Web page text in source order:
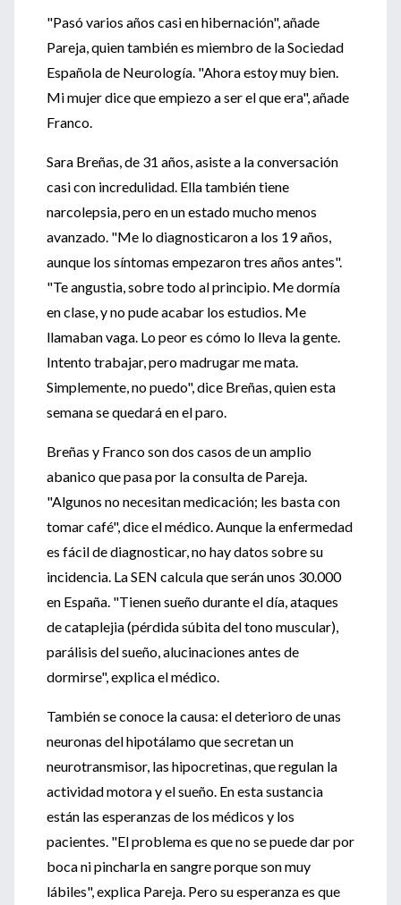
"Pasó varios años casi en hibernación", añade
Pareja, quien también es miembro de la Sociedad
Española de Neurología. "Ahora estoy muy bien.
Mi mujer dice que empiezo a ser el que era", añade
Franco.
Sara Breñas, de 31 años, asiste a la conversación
casi con incredulidad. Ella también tiene
narcolepsia, pero en un estado mucho menos
avanzado. "Me lo diagnosticaron a los 19 años,
aunque los síntomas empezaron tres años antes".
"Te angustia, sobre todo al principio. Me dormía
en clase, y no pude acabar los estudios. Me
llamaban vaga. Lo peor es cómo lo lleva la gente.
Intento trabajar, pero madrugar me mata.
Simplemente, no puedo", dice Breñas, quien esta
semana se quedará en el paro.
Breñas y Franco son dos casos de un amplio
abanico que pasa por la consulta de Pareja.
"Algunos no necesitan medicación; les basta con
tomar café", dice el médico. Aunque la enfermedad
es fácil de diagnosticar, no hay datos sobre su
incidencia. La SEN calcula que serán unos 30.000
en España. "Tienen sueño durante el día, ataques
de cataplejia (pérdida súbita del tono muscular),
parálisis del sueño, alucinaciones antes de
dormirse", explica el médico.
También se conoce la causa: el deterioro de unas
neuronas del hipotálamo que secretan un
neurotransmisor, las hipocretinas, que regulan la
actividad motora y el sueño. En esta sustancia
están las esperanzas de los médicos y los
pacientes. "El problema es que no se puede dar por
boca ni pincharla en sangre porque son muy
lábiles", explica Pareja. Pero su esperanza es que